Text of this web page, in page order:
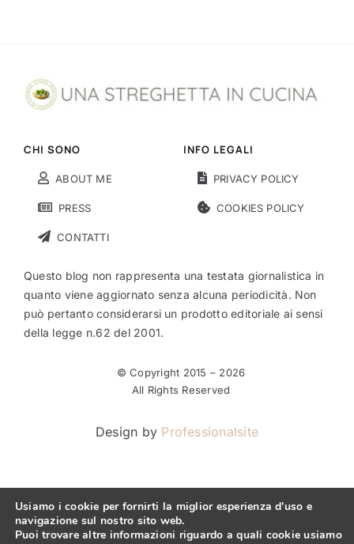
CHI SONO
ABOUT ME
PRESS
CONTATTI
INFO LEGALI
PRIVACY POLICY
COOKIES POLICY
Questo blog non rappresenta una testata giornalistica in
quanto viene aggiornato senza alcuna periodicità. Non
può pertanto considerarsi un prodotto editoriale ai sensi
della legge n.62 del 2001.
© Copyright 2015 – 2026
All Rights Reserved
Design by Professionalsite
Usiamo i cookie per fornirti la miglior esperienza d'uso e
navigazione sul nostro sito web.
Puoi trovare altre informazioni riguardo a quali cookie usiamo